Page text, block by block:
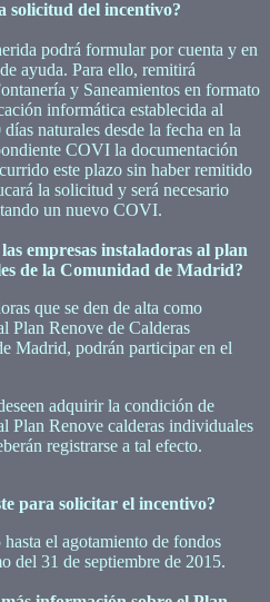
solicitud del incentivo?
podrá formular por cuenta y en
ayuda. Para ello, remitirá
y Saneamientos en formato
informática establecida al
naturales desde la fecha en la
COVI la documentación
este plazo sin haber remitido
la solicitud y será necesario
un nuevo COVI.
empresas instaladoras al plan
de la Comunidad de Madrid?
que se den de alta como
Plan Renove de Calderas
Madrid, podrán participar en el
adquirir la condición de
Plan Renove calderas individuales
registrarse a tal efecto.
para solicitar el incentivo?
el agotamiento de fondos
del 31 de septiembre de 2015.